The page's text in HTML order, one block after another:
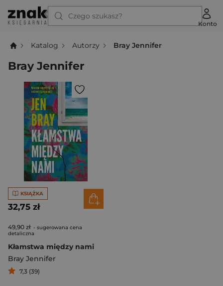
Czego szukasz?
Konto
Katalog Autorzy Bray Jennifer
Bray Jennifer
KSIĄŻKA
32,75 zł
49,90 zł - sugerowana cena
detaliczna
Kłamstwa między nami
Bray Jennifer
7,3 (39)